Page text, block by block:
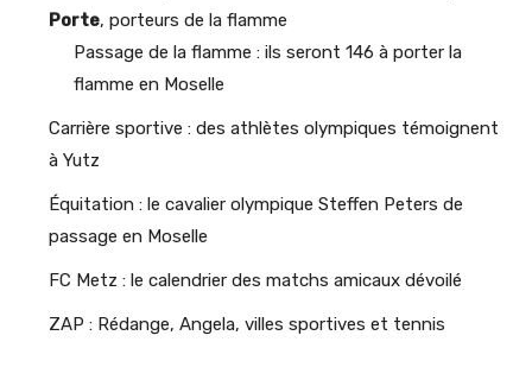
Porte, porteurs de la flamme
Passage de la flamme : ils seront 146 à porter la
flamme en Moselle
Carrière sportive : des athlètes olympiques témoignent
à Yutz
Équitation : le cavalier olympique Steffen Peters de
passage en Moselle
FC Metz : le calendrier des matchs amicaux dévoilé
ZAP : Rédange, Angela, villes sportives et tennis